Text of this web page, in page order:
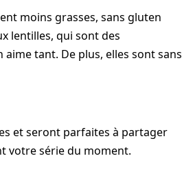
moins grasses, sans gluten
lentilles, qui sont des
aime tant. De plus, elles sont sans
et seront parfaites à partager
votre série du moment.